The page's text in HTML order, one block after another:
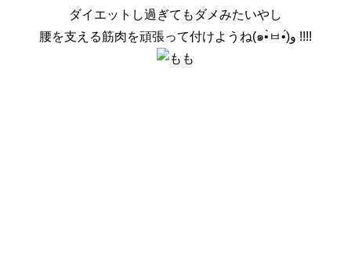
ダイエットし過ぎてもダメみたいやし
腰を支える筋肉を頑張って付けようね(๑•̀ㅂ•́)و !!!!